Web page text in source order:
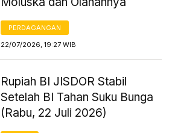
PERDAGANGAN
22/07/2026, 19:27 WIB
Rupiah BI JISDOR Stabil
Setelah BI Tahan Suku Bunga
(Rabu, 22 Juli 2026)